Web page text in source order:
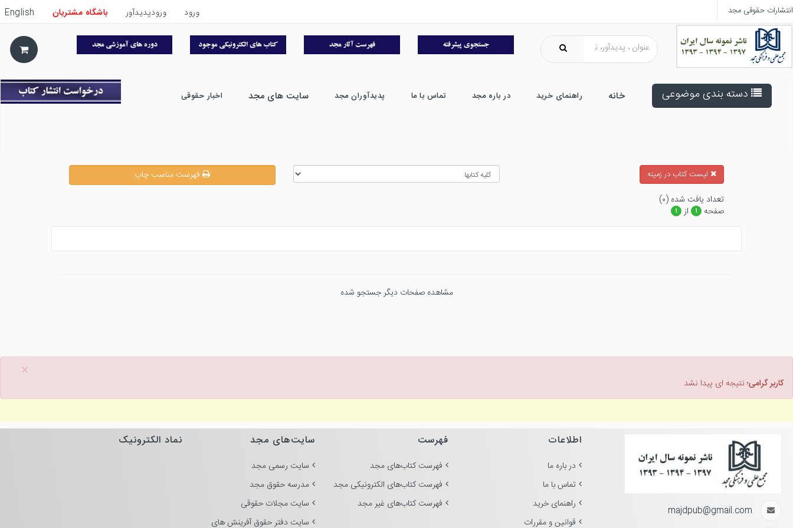
انتشارات حقوقی مجد ورود ورودپدیدآور باشگاه مشتریان English
دسته بندی موضوعی خانه راهنمای خرید در باره مجد تماس با ما پدیدآوران مجد سایت های مجد اخبار حقوقی
ليست كتاب در زمينه
فهرست مناسب چاپ
تعداد يافت شده (۰)
صفحه
۱ از ۱
مشاهده صفحات دیگر جستجو شده
×
کاربر گرامی؛ نتیجه ای پیدا نشد
majdpub@gmail.com
اطلاعات
در باره ما
تماس با ما
راهنمای خرید
قوانین و مقررات
فهرست
فهرست کتاب‌های مجد
فهرست کتاب‌های الکترونیکی مجد
فهرست کتاب‌های غیر مجد
سایت‌های مجد
سایت رسمی مجد
مدرسه حقوق مجد
سایت مجلات حقوقی
سایت دفتر حقوق آفرینش های
نماد الکترونیک